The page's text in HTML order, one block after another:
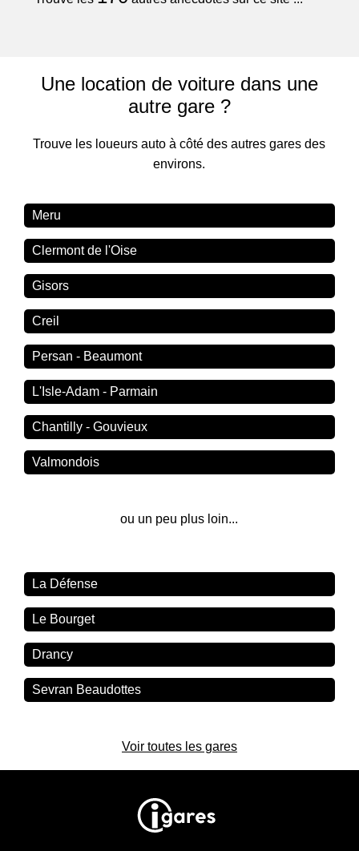
Une location de voiture dans une
autre gare ?
Trouve les loueurs auto à côté des autres gares des
environs.
Meru
Clermont de l'Oise
Gisors
Creil
Persan - Beaumont
L'Isle-Adam - Parmain
Chantilly - Gouvieux
Valmondois
ou un peu plus loin...
La Défense
Le Bourget
Drancy
Sevran Beaudottes
Voir toutes les gares